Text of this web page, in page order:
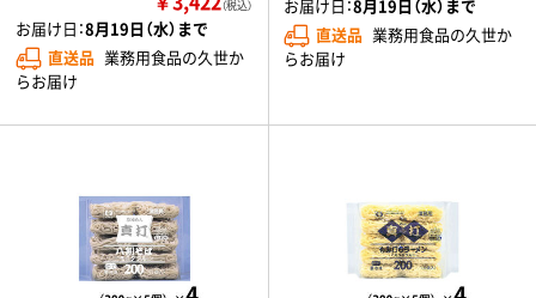
（税込）
お届け日：8月19日（水）まで
直送品 業務用食品の久世か
らお届け
お届け日：8月19日（水）まで
直送品 業務用食品の久世か
らお届け